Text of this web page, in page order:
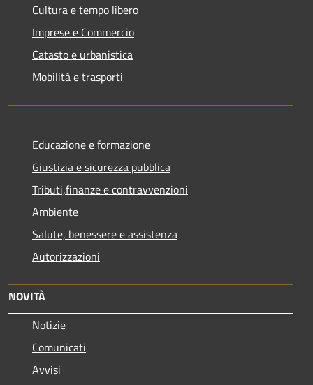
Cultura e tempo libero
Imprese e Commercio
Catasto e urbanistica
Mobilità e trasporti
Educazione e formazione
Giustizia e sicurezza pubblica
Tributi,finanze e contravvenzioni
Ambiente
Salute, benessere e assistenza
Autorizzazioni
NOVITÀ
Notizie
Comunicati
Avvisi